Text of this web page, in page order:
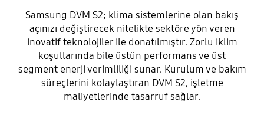
Samsung DVM S2; klima sistemlerine olan bakış
açınızı değiştirecek nitelikte sektöre yön veren
inovatif teknolojiler ile donatılmıştır. Zorlu iklim
koşullarında bile üstün performans ve üst
segment enerji verimliliği sunar. Kurulum ve bakım
süreçlerini kolaylaştıran DVM S2, işletme
maliyetlerinde tasarruf sağlar.